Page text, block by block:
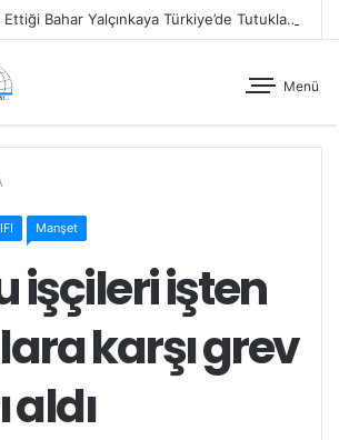
İsviçre’nin İade Ettiği Bahar Yalçınkaya Türkiye’de Tutuklandı
Menü
Manşet
işçileri işten
karşı grev
aldı